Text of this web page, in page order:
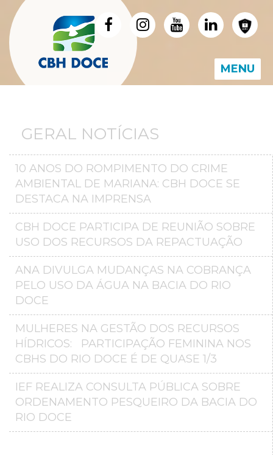
MENU
GERAL NOTÍCIAS
10 ANOS DO ROMPIMENTO DO CRIME
AMBIENTAL DE MARIANA: CBH DOCE SE
DESTACA NA IMPRENSA
CBH DOCE PARTICIPA DE REUNIÃO SOBRE
USO DOS RECURSOS DA REPACTUAÇÃO
ANA DIVULGA MUDANÇAS NA COBRANÇA
PELO USO DA ÁGUA NA BACIA DO RIO
DOCE
MULHERES NA GESTÃO DOS RECURSOS
HÍDRICOS: PARTICIPAÇÃO FEMININA NOS
CBHS DO RIO DOCE É DE QUASE 1/3
IEF REALIZA CONSULTA PÚBLICA SOBRE
ORDENAMENTO PESQUEIRO DA BACIA DO
RIO DOCE